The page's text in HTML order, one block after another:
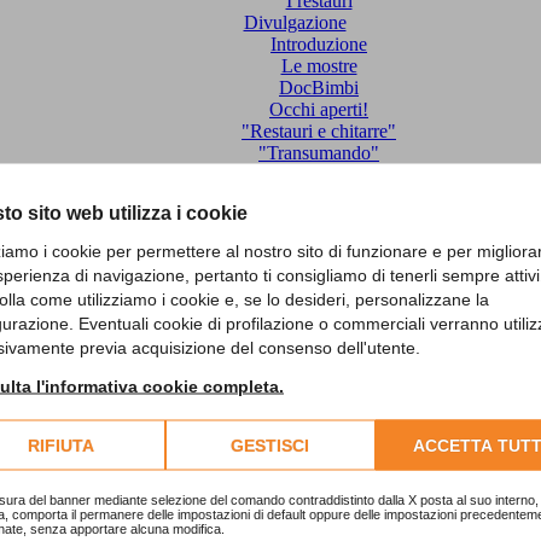
sito web utilizza i cookie
i cookie per permettere al nostro sito di funzionare e per
di navigazione, pertanto ti consigliamo di tenerli sempre attivi.
come utilizziamo i cookie e, se lo desideri, personalizzane la
Eventuali cookie di profilazione o commerciali verranno
previa acquisizione del consenso dell'utente.
l'informativa cookie completa.
RIFIUTA GESTISCI ACCETTA
del banner mediante selezione del comando contraddistinto dalla X posta al suo interno,
comporta il permanere delle impostazioni di default oppure delle impostazioni
senza apportare alcuna modifica.
Divulgazione
Introduzione
Le mostre
DocBimbi
Occhi aperti!
"Restauri e chitarre"
"Transumando"
"Studi e ricerche sul Biellese"
Catalogo delle pubblicazioni
Catalogo generale
Monografie e cataloghi
Sapori Biellesi
Bollettini
Associazione Culturale Bugella
Contatti
(0)